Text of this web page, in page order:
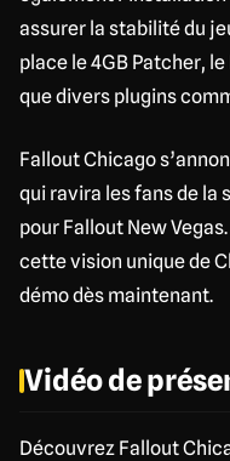
assurer la stabilité du
place le 4GB Patcher,
que divers plugins
Fallout Chicago
qui ravira les fans de la
pour Fallout New
cette vision unique de
démo dès maintenant.
Vidéo de
Découvrez Fallout